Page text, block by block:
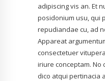
adipiscing vis an. Et
posidonium usu, qui
repudiandae cu, ad
Appareat
consectetuer
iriure conceptam. No
dico atqui pertinacia